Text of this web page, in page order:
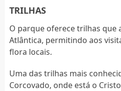
TRILHAS
O parque oferece trilhas que
Atlântica, permitindo aos
flora locais.
Uma das trilhas mais
Corcovado, onde está o